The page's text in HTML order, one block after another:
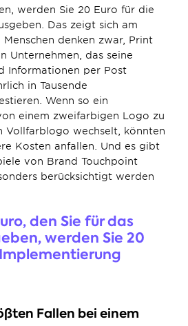
werden Sie 20 Euro für die
Das zeigt sich am
denken zwar, Print
Unternehmen, das seine
Informationen per Post
in Tausende
Wenn so ein
einem zweifarbigen Logo zu
Vollfarblogo wechselt, könnten
Kosten anfallen. Und es gibt
von Brand Touchpoint
berücksichtigt werden
den Sie für das
werden Sie 20
Fallen bei einem